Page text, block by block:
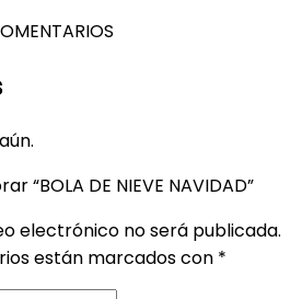
“BOLA DE NIEVE NAVIDAD”
electrónico no será publicada.
están marcados con *